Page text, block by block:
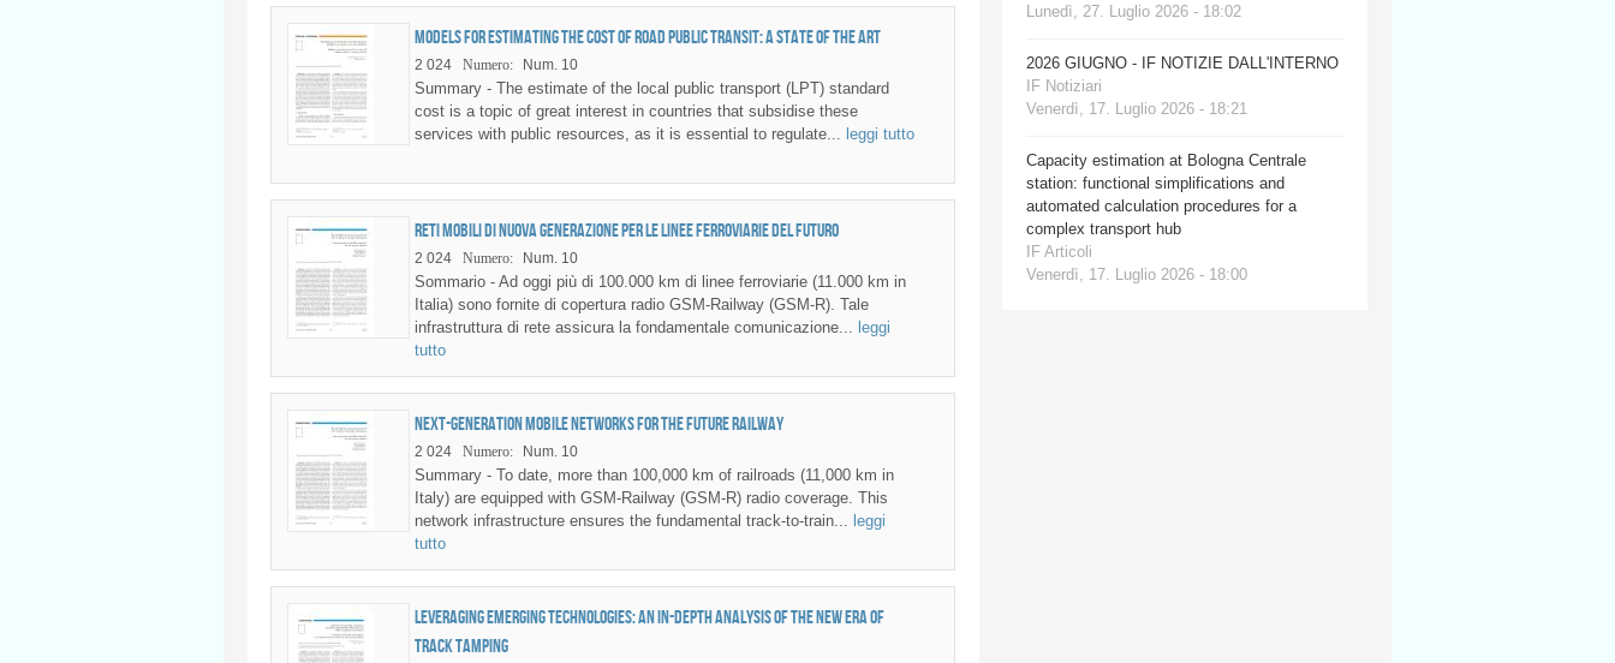
Models for estimating the cost of road public transit: a state of the art
2 024 Numero: Num. 10
Summary - The estimate of the local public transport (LPT) standard
cost is a topic of great interest in countries that subsidise these
services with public resources, as it is essential to regulate...
leggi tutto
Reti mobili di nuova generazione per le linee ferroviarie del futuro
2 024 Numero: Num. 10
Sommario - Ad oggi più di 100.000 km di linee ferroviarie (11.000 km in
Italia) sono fornite di copertura radio GSM-Railway (GSM-R). Tale
infrastruttura di rete assicura la fondamentale comunicazione...
leggi
tutto
Next-generation mobile networks for the future railway
2 024 Numero: Num. 10
Summary - To date, more than 100,000 km of railroads (11,000 km in
Italy) are equipped with GSM-Railway (GSM-R) radio coverage. This
network infrastructure ensures the fundamental track-to-train...
leggi
tutto
Leveraging emerging technologies: an in-depth analysis of the new era of
track tamping
Lunedì, 27. Luglio 2026 - 18:02
2026 GIUGNO - IF NOTIZIE DALL'INTERNO
IF Notiziari
Venerdì, 17. Luglio 2026 - 18:21
Capacity estimation at Bologna Centrale
station: functional simplifications and
automated calculation procedures for a
complex transport hub
IF Articoli
Venerdì, 17. Luglio 2026 - 18:00